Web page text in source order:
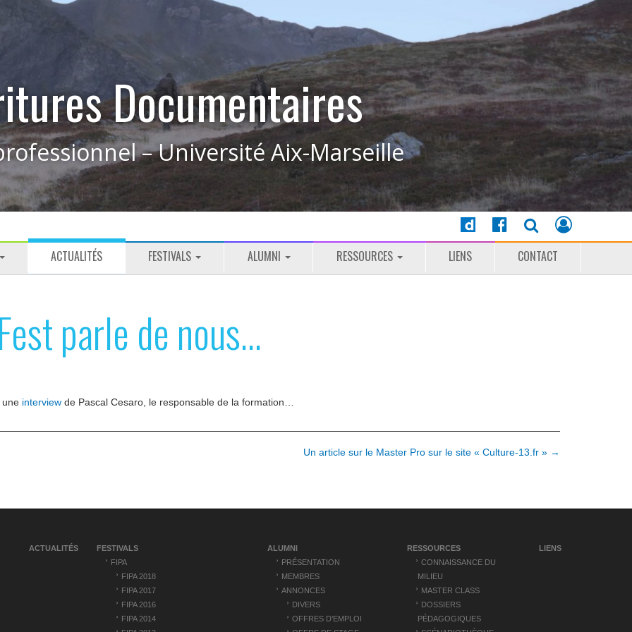
Documentaires
– Université Aix-Marseille
ACTUALITÉS FESTIVALS ALUMNI RESSOURCES LIENS CONTACT
parle de nous…
une interview de Pascal Cesaro, le responsable de la formation…
Un article sur le Master Pro sur le site « Culture-13.fr » →
ACTUALITÉS
FESTIVALS
FIPA
FIPA 2018
FIPA 2017
FIPA 2016
FIPA 2014
ALUMNI
PRÉSENTATION
MEMBRES
ANNONCES
DIVERS
OFFRES D’EMPLOI
RESSOURCES
CONNAISSANCE DU
MILIEU
MASTER CLASS
DOSSIERS
PÉDAGOGIQUES
LIENS